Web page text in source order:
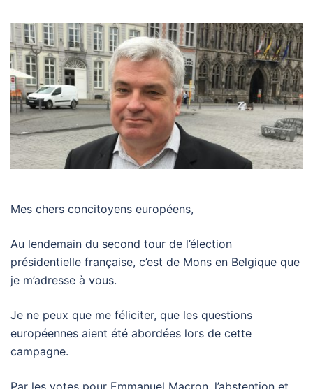
Mes chers concitoyens européens,
Au lendemain du second tour de l’élection
présidentielle française, c’est de Mons en Belgique que
je m’adresse à vous.
Je ne peux que me féliciter, que les questions
européennes aient été abordées lors de cette
campagne.
Par les votes pour Emmanuel Macron, l’abstention et